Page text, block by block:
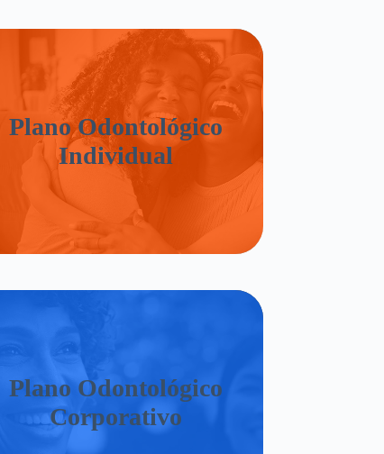
Plano Odontológico
Individual
Plano Odontológico
Corporativo